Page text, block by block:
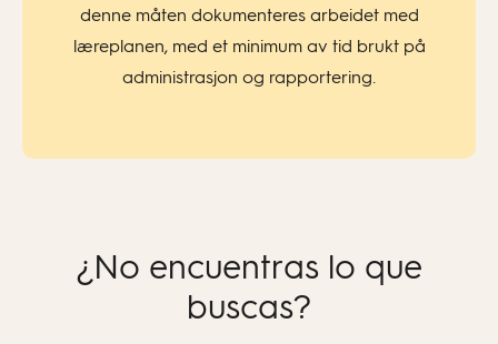
denne måten dokumenteres arbeidet med
læreplanen, med et minimum av tid brukt på
administrasjon og rapportering.
¿No encuentras lo que
buscas?